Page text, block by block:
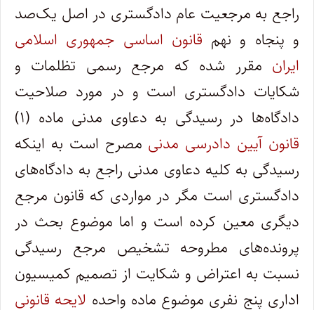
راجع به مرجعیت عام دادگستری در اصل یک‌صد
و پنجاه و نهم قانون اساسی جمهوری اسلامی
ایران مقرر شده که مرجع رسمی تظلمات و
شکایات دادگستری است و در مورد صلاحیت
دادگاه‌ها در رسیدگی به دعاوی مدنی ماده (۱)
قانون آیین دادرسی مدنی مصرح است به اینکه
رسیدگی به کلیه دعاوی مدنی راجع به دادگاه‌های
دادگستری است مگر در مواردی که قانون مرجع
دیگری معین کرده است و اما موضوع بحث در
پرونده‌های مطروحه تشخیص مرجع رسیدگی
نسبت به اعتراض و شکایت از تصمیم کمیسیون
اداری پنج نفری موضوع ماده واحده لایحه قانونی